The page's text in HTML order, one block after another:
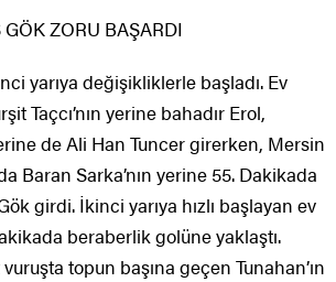
ZORU BAŞARDI
yarıya değişikliklerle başladı. Ev
Taçcı’nın yerine bahadır Erol,
de Ali Han Tuncer girerken, Mersin
Baran Sarka’nın yerine 55. Dakikada
girdi. İkinci yarıya hızlı başlayan ev
beraberlik golüne yaklaştı.
topun başına geçen Tunahan’ın